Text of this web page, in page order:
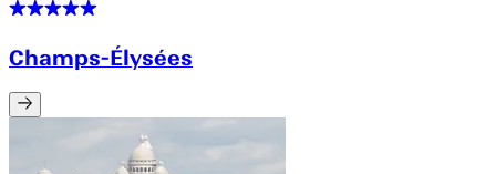
Champs-Élysées